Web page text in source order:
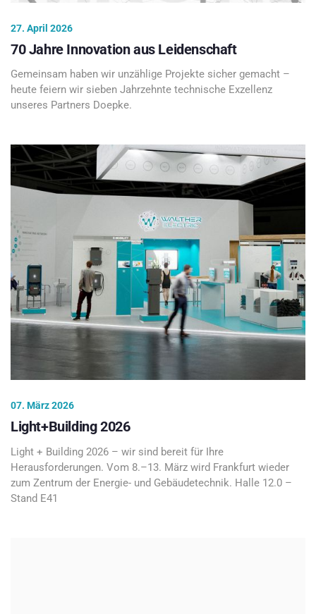
27. April 2026
70 Jahre Innovation aus Leidenschaft
Gemeinsam haben wir unzählige Projekte sicher gemacht –
heute feiern wir sieben Jahrzehnte technische Exzellenz
unseres Partners Doepke.
07. März 2026
Light+Building 2026
Light + Building 2026 – wir sind bereit für Ihre
Herausforderungen. Vom 8.–13. März wird Frankfurt wieder
zum Zentrum der Energie- und Gebäudetechnik. Halle 12.0 –
Stand E41